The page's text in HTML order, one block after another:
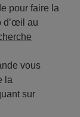
pour faire la
d’œil au
vous
la
sur